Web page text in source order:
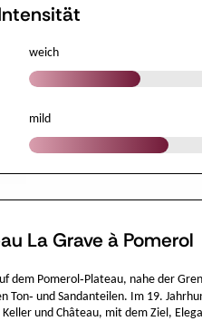
weich
mild
La Grave à Pomerol
dem Pomerol‑Plateau, nahe der
Ton‑ und Sandanteilen. Im 19.
und Château, mit dem Ziel,